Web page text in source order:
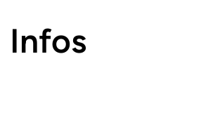
Infos